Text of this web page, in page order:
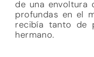
de una envoltura
profundas en el
recibía tanto de
hermano.